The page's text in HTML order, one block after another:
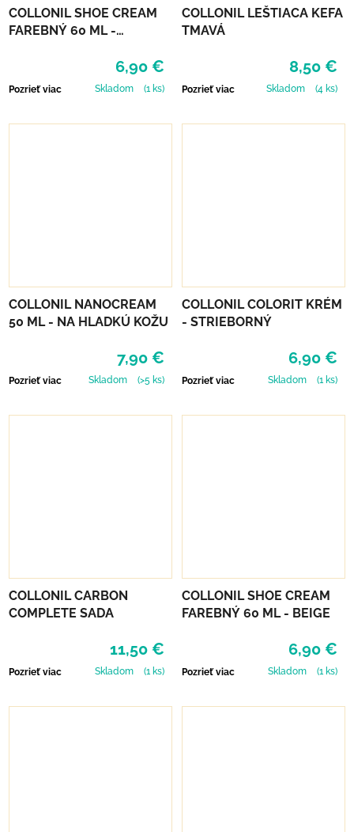
COLLONIL SHOE CREAM
FAREBNÝ 60 ML -
6,90 €
Pozrieť viac Skladom (1 ks)
COLLONIL LEŠTIACA KEFA
TMAVÁ
8,50 €
Pozrieť viac Skladom (4 ks)
COLLONIL NANOCREAM
50 ML - NA HLADKÚ KOŽU
7,90 €
Pozrieť viac Skladom (>5 ks)
COLLONIL COLORIT KRÉM
- STRIEBORNÝ
6,90 €
Pozrieť viac Skladom (1 ks)
COLLONIL CARBON
COMPLETE SADA
11,50 €
Pozrieť viac Skladom (1 ks)
COLLONIL SHOE CREAM
FAREBNÝ 60 ML - BEIGE
6,90 €
Pozrieť viac Skladom (1 ks)